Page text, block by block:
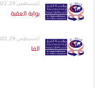
أغسطس 29, 2022
بوابة العقبة
أغسطس 29, 2022
الفا